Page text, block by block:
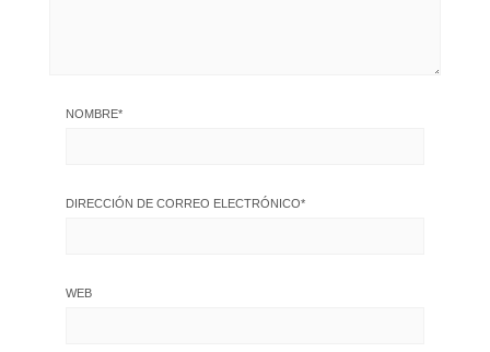
NOMBRE*
DIRECCIÓN DE CORREO ELECTRÓNICO*
WEB